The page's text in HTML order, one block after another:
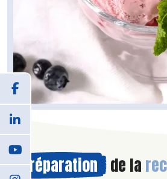
Préparation de la